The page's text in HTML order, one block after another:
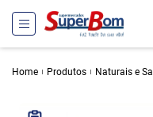
Home Produtos Naturais e